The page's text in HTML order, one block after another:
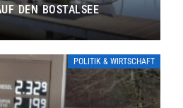
DEN BOSTALSEE
POLITIK & WIRTSCHAFT